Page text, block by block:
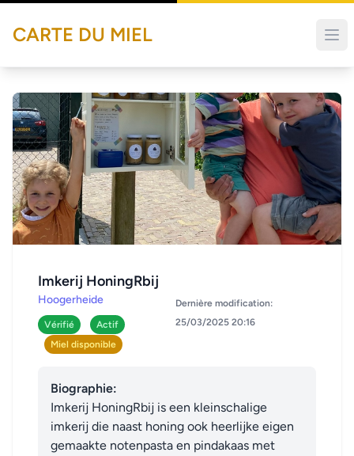
CARTE DU MIEL
Imkerij HoningRbij
Hoogerheide
Vérifié
Actif
Miel disponible
Dernière modification:
25/03/2025 20:16
Biographie:
Imkerij HoningRbij is een kleinschalige
imkerij die naast honing ook heerlijke eigen
gemaakte notenpasta en pindakaas met